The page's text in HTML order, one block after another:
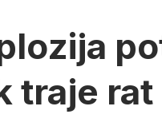
traje